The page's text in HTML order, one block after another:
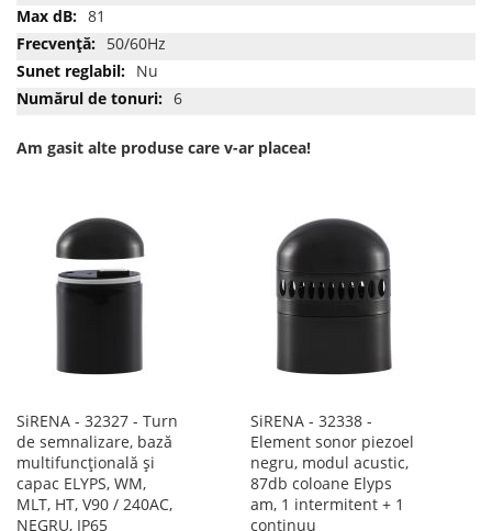
81
50/60Hz
Nu
6
Am gasit alte produse care v-ar placea!
SiRENA - 32327 - Turn
de semnalizare, bază
multifuncțională și
capac ELYPS, WM,
MLT, HT, V90 / 240AC,
NEGRU, IP65
SiRENA - 32338 -
Element sonor piezoel
negru, modul acustic,
87db coloane Elyps
am, 1 intermitent + 1
continuu